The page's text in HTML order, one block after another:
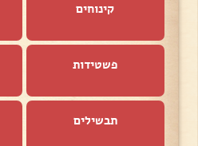
קינוחים
פשטידות
תבשילים